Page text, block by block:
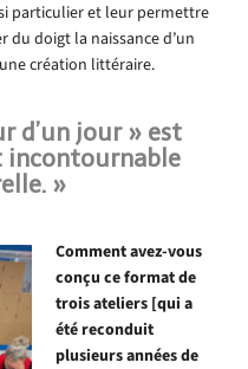
particulier et leur permettre
doigt la naissance d’un
création littéraire.
d’un jour » est
incontournable
»
Comment avez-vous
conçu ce format de
trois ateliers [qui a
été reconduit
plusieurs années de